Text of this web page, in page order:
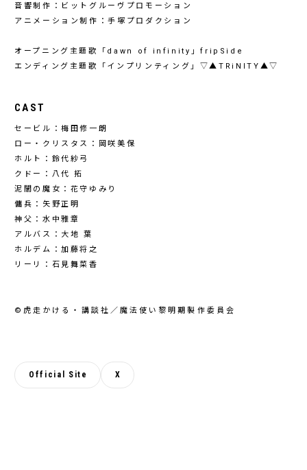
音響制作：ビットグルーヴプロモーション
アニメーション制作：手塚プロダクション
オープニング主題歌「dawn of infinity」fripSide
エンディング主題歌「インプリンティング」▽▲TRiNITY▲▽
CAST
セービル：梅田修一朗
ロー・クリスタス：岡咲美保
ホルト：鈴代紗弓
クドー：八代 拓
泥闇の魔女：花守ゆみり
傭兵：矢野正明
神父：水中雅章
アルバス：大地 葉
ホルデム：加藤将之
リーリ：石見舞菜香
©虎走かける・講談社／魔法使い黎明期製作委員会
Official Site X